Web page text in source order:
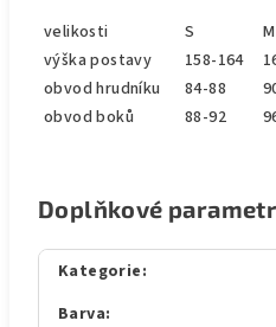
velikosti S M
výška postavy
158-164
obvod hrudníku
84-88
obvod boků
88-92
Doplňkové
Kategorie:
Barva: